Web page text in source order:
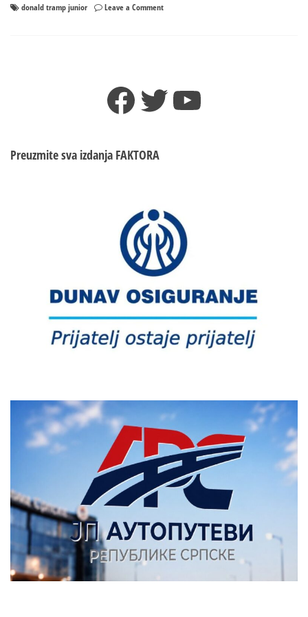
donald tramp junior Leave a Commenton
u
Srbiju
Facebook
TwitterYouTube
Preuzmite sva izdanja FAKTORA